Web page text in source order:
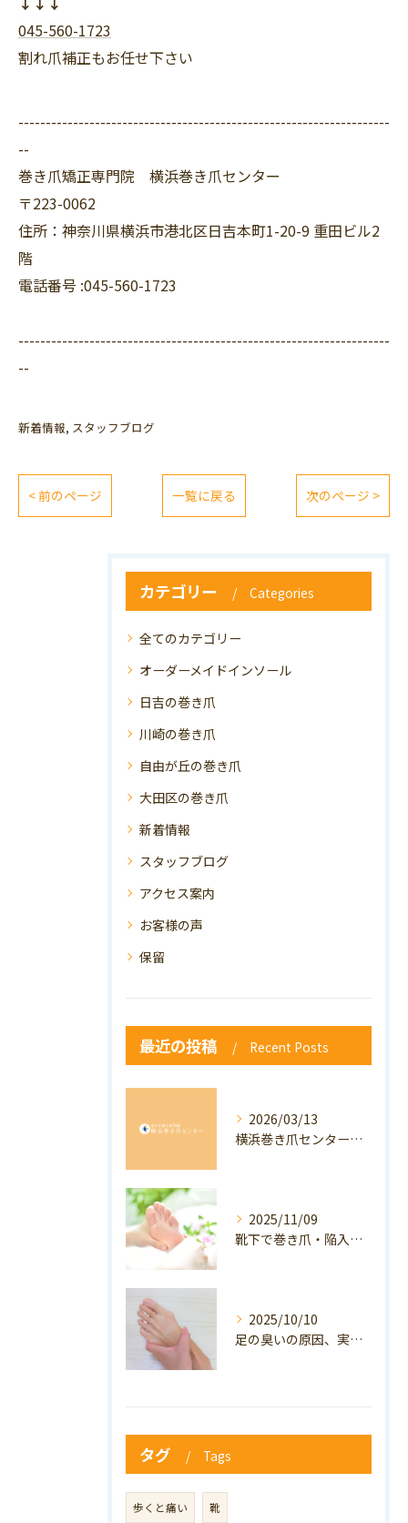
045-560-1723
割れ爪補正もお任せ下さい
--------------------------------------------------------------------
--
巻き爪矯正専門院 横浜巻き爪センター
〒223-0062
住所：神奈川県横浜市港北区日吉本町1-20-9 重田ビル2
階
電話番号 :045-560-1723
--------------------------------------------------------------------
--
新着情報 スタッフブログ
< 前のページ 一覧に戻る 次のページ >
カテゴリー Categories
全てのカテゴリー
オーダーメイドインソール
日吉の巻き爪
川崎の巻き爪
自由が丘の巻き爪
大田区の巻き爪
新着情報
スタッフブログ
アクセス案内
お客様の声
保留
最近の投稿 Recent Posts
2026/03/13
横浜巻き爪センター：専門家が答える「巻き爪・陥入爪」Q&A
2025/11/09
靴下で巻き爪・陥入爪の予防はできる？おすすめの靴下を紹介！
2025/10/10
足の臭いの原因、実は巻き爪かも？ニオイ対策と予防のポイントも解説！
タグ Tags
歩くと痛い 靴